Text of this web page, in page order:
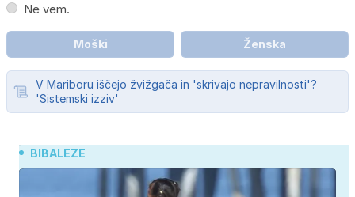
Ne vem.
Moški Ženska
V Mariboru iščejo žvižgača in 'skrivajo nepravilnosti'?
'Sistemski izziv'
BIBALEZE